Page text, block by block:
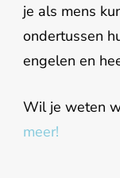
je als mens
ondertussen
engelen en
Wil je weten
meer!